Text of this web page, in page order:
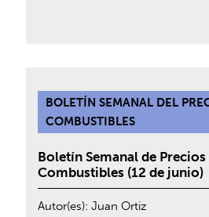
BOLETÍN SEMANAL DEL
COMBUSTIBLES
Boletín Semanal de Precios
Combustibles (12 de junio)
Autor(es):Juan Ortiz